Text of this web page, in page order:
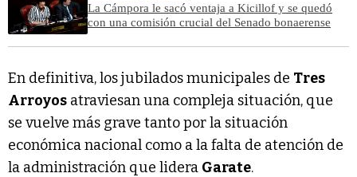
La Cámpora le sacó ventaja a Kicillof y se quedó
con una comisión crucial del Senado bonaerense
En definitiva, los jubilados municipales de Tres
Arroyos atraviesan una compleja situación, que
se vuelve más grave tanto por la situación
económica nacional como a la falta de atención de
la administración que lidera Garate.